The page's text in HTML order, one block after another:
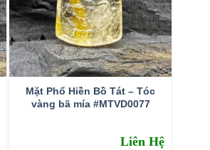
Mặt Phổ Hiền Bồ Tát – Tóc
vàng bã mía #MTVD0077
Liên Hệ